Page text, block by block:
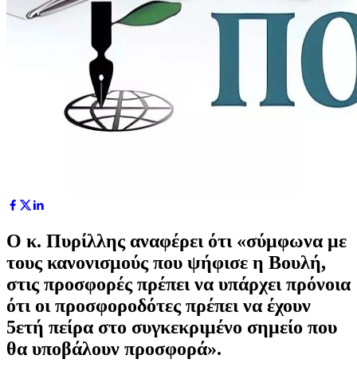
Ο κ. Πυρίλλης αναφέρει ότι «σύμφωνα με
τους κανονισμούς που ψήφισε η Βουλή,
στις προσφορές πρέπει να υπάρχει πρόνοια
ότι οι προσφοροδότες πρέπει να έχουν
5ετή πείρα στο συγκεκριμένο σημείο που
θα υποβάλουν προσφορά».